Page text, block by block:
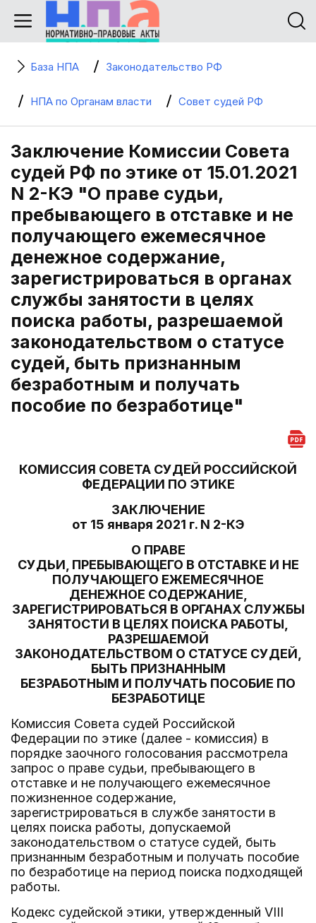
База НПА Законодательство РФ
НПА по Органам власти Совет судей РФ
Заключение Комиссии Совета
судей РФ по этике от 15.01.2021
N 2-КЭ "О праве судьи,
пребывающего в отставке и не
получающего ежемесячное
денежное содержание,
зарегистрироваться в органах
службы занятости в целях
поиска работы, разрешаемой
законодательством о статусе
судей, быть признанным
безработным и получать
пособие по безработице"
КОМИССИЯ СОВЕТА СУДЕЙ РОССИЙСКОЙ
ФЕДЕРАЦИИ ПО ЭТИКЕ
ЗАКЛЮЧЕНИЕ
от 15 января 2021 г. N 2-КЭ
О ПРАВЕ
СУДЬИ, ПРЕБЫВАЮЩЕГО В ОТСТАВКЕ И НЕ
ПОЛУЧАЮЩЕГО ЕЖЕМЕСЯЧНОЕ
ДЕНЕЖНОЕ СОДЕРЖАНИЕ,
ЗАРЕГИСТРИРОВАТЬСЯ В ОРГАНАХ СЛУЖБЫ
ЗАНЯТОСТИ В ЦЕЛЯХ ПОИСКА РАБОТЫ,
РАЗРЕШАЕМОЙ
ЗАКОНОДАТЕЛЬСТВОМ О СТАТУСЕ СУДЕЙ,
БЫТЬ ПРИЗНАННЫМ
БЕЗРАБОТНЫМ И ПОЛУЧАТЬ ПОСОБИЕ ПО
БЕЗРАБОТИЦЕ
Комиссия Совета судей Российской
Федерации по этике (далее - комиссия) в
порядке заочного голосования рассмотрела
запрос о праве судьи, пребывающего в
отставке и не получающего ежемесячное
пожизненное содержание,
зарегистрироваться в службе занятости в
целях поиска работы, допускаемой
законодательством о статусе судей, быть
признанным безработным и получать пособие
по безработице на период поиска подходящей
работы.
Кодекс судейской этики, утвержденный VIII